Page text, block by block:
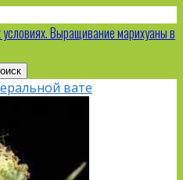
Выращивание марихуаны в
вате